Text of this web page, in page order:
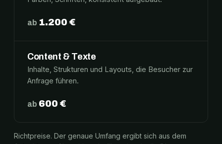
ab 1.200 €
Content & Texte
Inhalte, Strukturen und Layouts, die Besucher zur
Anfrage führen.
ab 600 €
Richtpreise. Der genaue Umfang ergibt sich aus dem